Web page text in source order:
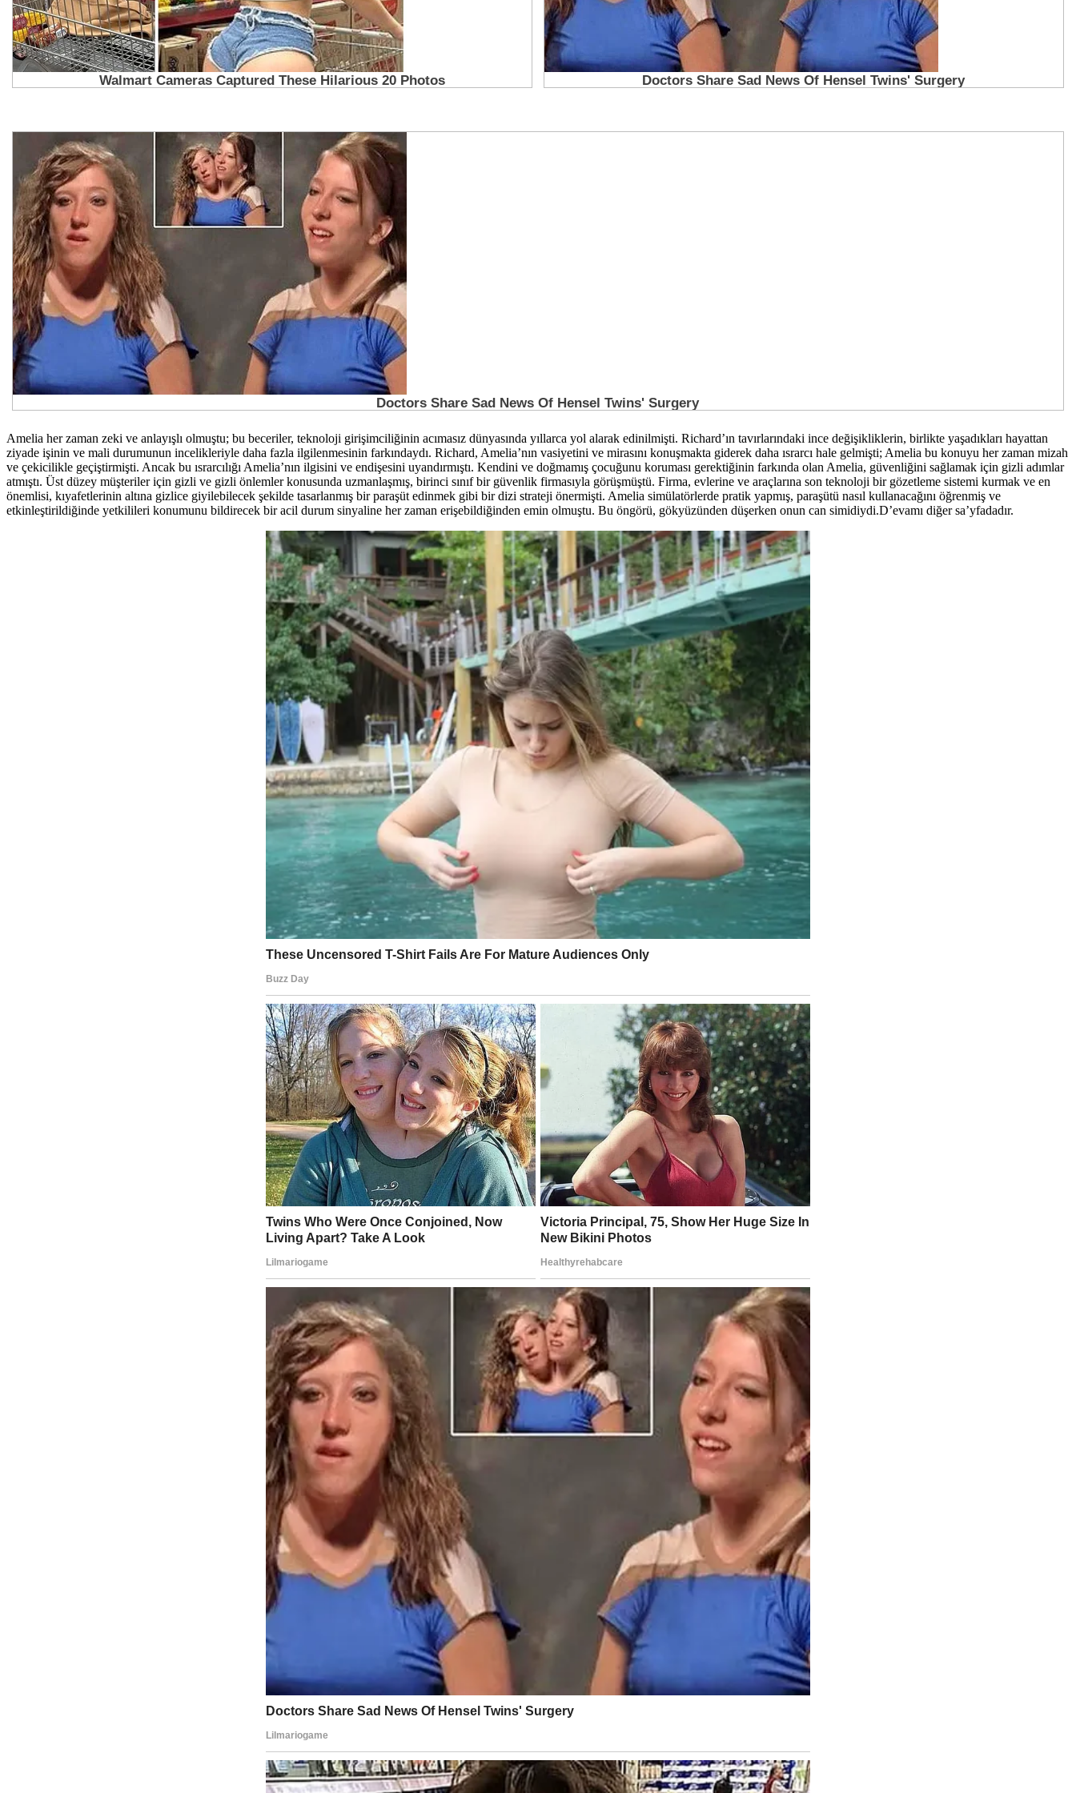
Amelia her zaman zeki ve anlayışlı olmuştu; bu beceriler, teknoloji girişimciliğinin acımasız dünyasında yıllarca yol alarak edinilmişti. Richard’ın tavırlarındaki ince değişikliklerin, birlikte yaşadıkları hayattan
ziyade işinin ve mali durumunun incelikleriyle daha fazla ilgilenmesinin farkındaydı. Richard, Amelia’nın vasiyetini ve mirasını konuşmakta giderek daha ısrarcı hale gelmişti; Amelia bu konuyu her zaman mizah
ve çekicilikle geçiştirmişti. Ancak bu ısrarcılığı Amelia’nın ilgisini ve endişesini uyandırmıştı. Kendini ve doğmamış çocuğunu koruması gerektiğinin farkında olan Amelia, güvenliğini sağlamak için gizli adımlar
atmıştı. Üst düzey müşteriler için gizli ve gizli önlemler konusunda uzmanlaşmış, birinci sınıf bir güvenlik firmasıyla görüşmüştü. Firma, evlerine ve araçlarına son teknoloji bir gözetleme sistemi kurmak ve en
önemlisi, kıyafetlerinin altına gizlice giyilebilecek şekilde tasarlanmış bir paraşüt edinmek gibi bir dizi strateji önermişti. Amelia simülatörlerde pratik yapmış, paraşütü nasıl kullanacağını öğrenmiş ve
etkinleştirildiğinde yetkilileri konumunu bildirecek bir acil durum sinyaline her zaman erişebildiğinden emin olmuştu. Bu öngörü, gökyüzünden düşerken onun can simidiydi.D’evamı diğer sa’yfadadır.